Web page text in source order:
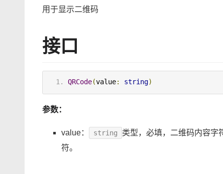
用于显示二维码
接口
QRCode(value: string)
参数：
value： string
类型，必填，二维码内容字
符。